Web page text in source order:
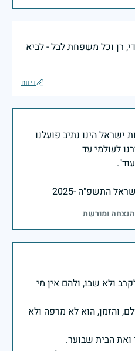
רן וכל משפחת לבל - לביא
דיווח
הינו נתיב פועלנו
התשפ"ה -2025
ומורשת
ולא שבו, ולהם אין מי
והזמן, הוא לא מרפה ולא